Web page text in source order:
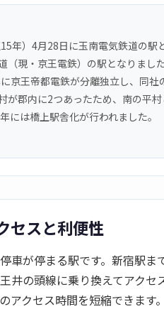
年）4月28日に玉南電気鉄道の
（現・京王電鉄）の駅となりまし
京王帝都電鉄が分離独立し、同
が郡内に2つあったため、南の平
には橋上駅舎化が行われました。
セスと利便性
車が停まる駅です。新宿駅
井の頭線に乗り換えてアク
アクセス時間を短縮できま